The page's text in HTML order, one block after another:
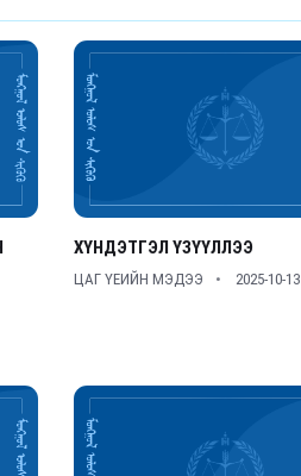
ХҮНДЭТГЭЛ ҮЗҮҮЛЛЭЭ
ЦАГ ҮЕИЙН МЭДЭЭ 2025-10-13